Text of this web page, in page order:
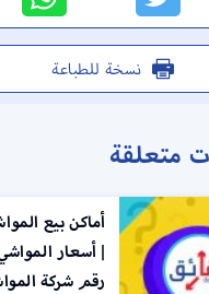
نسخة للطباعة
متعلقة
أماكن بيع
| أسعار
رقم شركة